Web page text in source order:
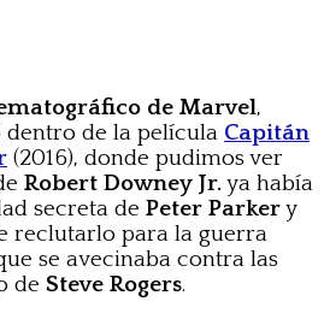
de Marvel,
dentro de la película Capitán
(2016), donde pudimos ver
Robert Downey Jr.ya había
secreta de Peter Parkery
reclutarlo para la guerra
se avecinaba contra las
de Steve Rogers.